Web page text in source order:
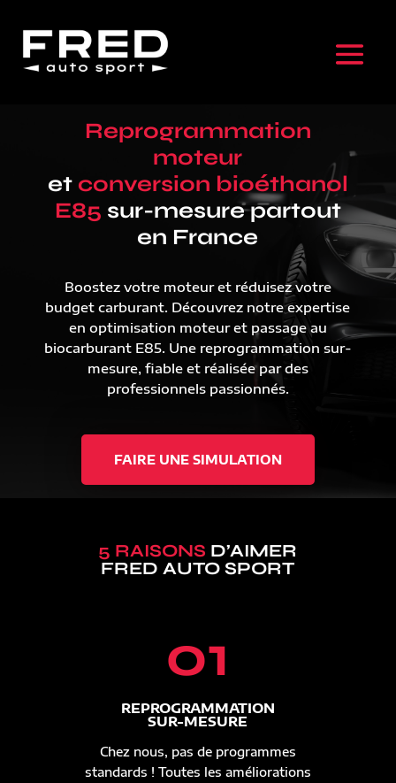
Reprogrammation
moteur
et conversion bioéthanol
E85 sur-mesure partout
en France
Boostez votre moteur et réduisez votre
budget carburant. Découvrez notre expertise
en optimisation moteur et passage au
biocarburant E85. Une reprogrammation sur-
mesure, fiable et réalisée par des
professionnels passionnés.
FAIRE UNE SIMULATION
5 RAISONS D’AIMER
FRED AUTO SPORT
01
REPROGRAMMATION
SUR-MESURE
Chez nous, pas de programmes
standards ! Toutes les améliorations